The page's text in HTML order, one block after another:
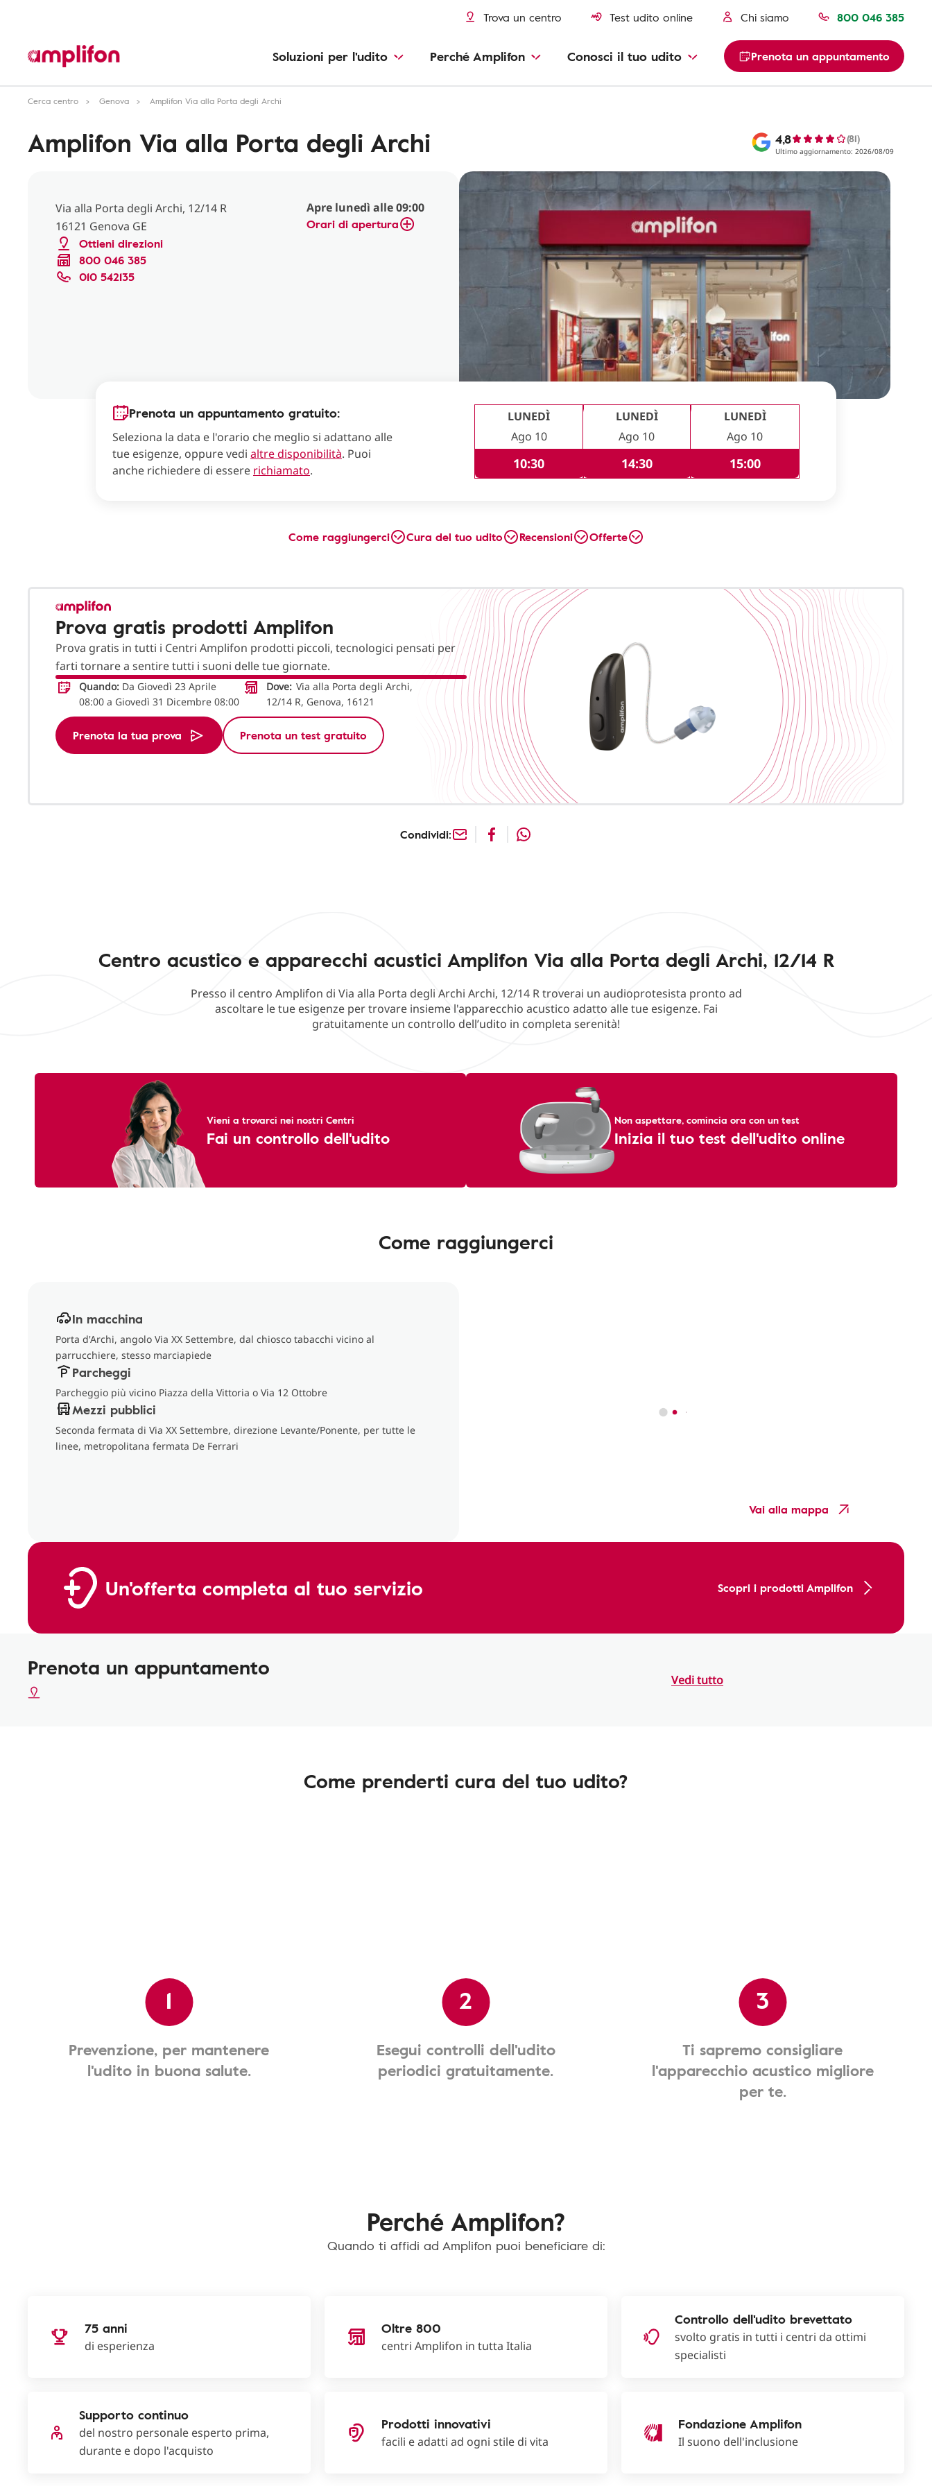
Trova un centro Test udito online Chi siamo 800 046 385
Soluzioni per l'udito Perché Amplifon Conosci il tuo udito Prenota un appuntamento
Cerca centro Genova Amplifon Via alla Porta degli Archi
Amplifon Via alla Porta degli Archi 4,8 (81)
Ultimo aggiornamento: 2026/08/09
Via alla Porta degli Archi, 12/14 R
16121 Genova GE
Ottieni direzioni
800 046 385
010 542135
Apre lunedì alle 09:00
Orari di apertura
Prenota un appuntamento gratuito:
Seleziona la data e l'orario che meglio si adattano alle
tue esigenze, oppure vedi altre disponibilità. Puoi
anche richiedere di essere richiamato.
LUNEDÌ
Ago 10
10:30
LUNEDÌ
Ago 10
14:30
LUNEDÌ
Ago 10
15:00
Come raggiungerci Cura del tuo udito Recensioni Offerte
Prova gratis prodotti Amplifon
Prova gratis in tutti i Centri Amplifon prodotti piccoli, tecnologici pensati per
farti tornare a sentire tutti i suoni delle tue giornate.
Quando: Da Giovedì 23 Aprile
08:00 a Giovedì 31 Dicembre 08:00
Dove: Via alla Porta degli Archi,
12/14 R, Genova, 16121
Prenota la tua prova Prenota un test gratuito
Condividi:
Centro acustico e apparecchi acustici Amplifon Via alla Porta degli Archi, 12/14 R
Presso il centro Amplifon di Via alla Porta degli Archi Archi, 12/14 R troverai un audioprotesista pronto ad
ascoltare le tue esigenze per trovare insieme l'apparecchio acustico adatto alle tue esigenze. Fai
gratuitamente un controllo dell’udito in completa serenità!
Vieni a trovarci nei nostri Centri
Fai un controllo dell'udito
Non aspettare, comincia ora con un test
Inizia il tuo test dell'udito online
Come raggiungerci
In macchina
Porta d'Archi, angolo Via XX Settembre, dal chiosco tabacchi vicino al
parrucchiere, stesso marciapiede
Parcheggi
Parcheggio più vicino Piazza della Vittoria o Via 12 Ottobre
Mezzi pubblici
Seconda fermata di Via XX Settembre, direzione Levante/Ponente, per tutte le
linee, metropolitana fermata De Ferrari
Vai alla mappa
Un'offerta completa al tuo servizio Scopri i prodotti Amplifon
Prenota un appuntamento Vedi tutto
Come prenderti cura del tuo udito?
1
Prevenzione, per mantenere
l'udito in buona salute.
2
Esegui controlli dell'udito
periodici gratuitamente.
3
Ti sapremo consigliare
l'apparecchio acustico migliore
per te.
Perché Amplifon?
Quando ti affidi ad Amplifon puoi beneficiare di:
75 anni
di esperienza
Oltre 800
centri Amplifon in tutta Italia
Controllo dell'udito brevettato
svolto gratis in tutti i centri da ottimi
specialisti
Supporto continuo
del nostro personale esperto prima,
durante e dopo l'acquisto
Prodotti innovativi
facili e adatti ad ogni stile di vita
Fondazione Amplifon
Il suono dell'inclusione